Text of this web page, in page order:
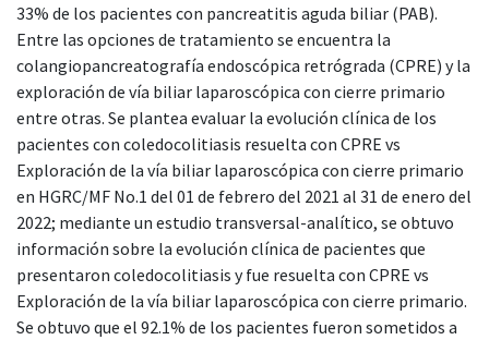
33% de los pacientes con pancreatitis aguda biliar (PAB).
Entre las opciones de tratamiento se encuentra la
colangiopancreatografía endoscópica retrógrada (CPRE) y la
exploración de vía biliar laparoscópica con cierre primario
entre otras. Se plantea evaluar la evolución clínica de los
pacientes con coledocolitiasis resuelta con CPRE vs
Exploración de la vía biliar laparoscópica con cierre primario
en HGRC/MF No.1 del 01 de febrero del 2021 al 31 de enero del
2022; mediante un estudio transversal-analítico, se obtuvo
información sobre la evolución clínica de pacientes que
presentaron coledocolitiasis y fue resuelta con CPRE vs
Exploración de la vía biliar laparoscópica con cierre primario.
Se obtuvo que el 92.1% de los pacientes fueron sometidos a